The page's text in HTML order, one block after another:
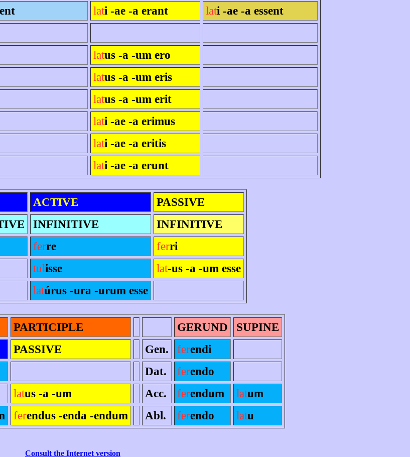
lati -ae -a erant lati -ae -a essent
latus -a -um ero
latus -a -um eris
latus -a -um erit
lati -ae -a erimus
lati -ae -a eritis
lati -ae -a erunt
ACTIVE
PASSIVE
INFINITIVE
INFINITIVE
ferre ferri
tulisse lat-us -a -um esse
latúrus -ura -urum esse
PARTICIPLE GERUND
SUPINE
PASSIVE Gen. ferendi
Dat. ferendo
latus -a -um Acc. ferendum latum
ferendus -enda -endum Abl. ferendo latu
Consult the Internet version